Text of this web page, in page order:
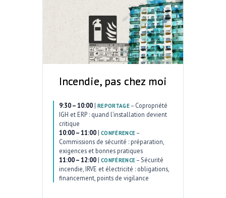
Incendie, pas chez moi
9:30 – 10:00 | REPORTAGE– Copropriété
IGH et ERP : quand l’installation devient
critique
10:00 – 11:00 | CONFÉRENCE –
Commissions de sécurité : préparation,
exigences et bonnes pratiques
11:00 – 12:00 | CONFÉRENCE – Sécurité
incendie, IRVE et électricité : obligations,
financement, points de vigilance